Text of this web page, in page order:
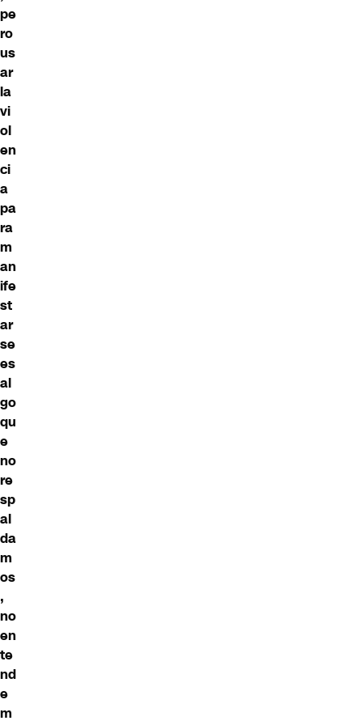
pe
ro
us
ar
la
vi
ol
en
ci
a
pa
ra
m
an
ife
st
ar
se
es
al
go
qu
e
no
re
sp
al
da
m
os
,
no
en
te
nd
e
m